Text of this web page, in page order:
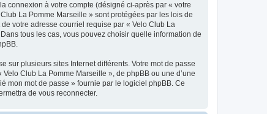
connexion à votre compte (désigné ci-après par « votre
La Pomme Marseille » sont protégées par les lois de
votre adresse courriel requise par « Velo Club La
tous les cas, vous pouvez choisir quelle information de
sur plusieurs sites Internet différents. Votre mot de passe
Club La Pomme Marseille », de phpBB ou une d’une
mon mot de passe » fournie par le logiciel phpBB. Ce
de vous reconnecter.